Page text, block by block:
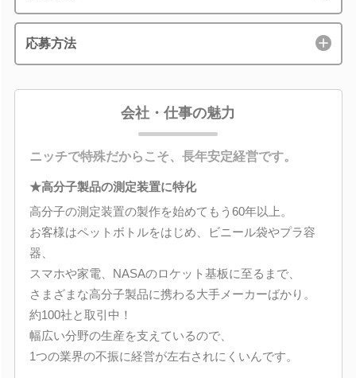
応募方法
会社・仕事の魅力
ニッチで特殊だからこそ、長年安定経営です。
★高分子製品の測定装置に特化
高分子の測定装置の製作を始めてもう60年以上。
お客様はペットボトルをはじめ、ビニール袋やプラ容
器、
スマホや家電、NASAのロケット基板に至るまで、
さまざまな高分子製品に携わる大手メーカーばかり。
約100社と取引中！
幅広い分野の生産を支えているので、
1つの業界の不振に経営が左右されにくいんです。